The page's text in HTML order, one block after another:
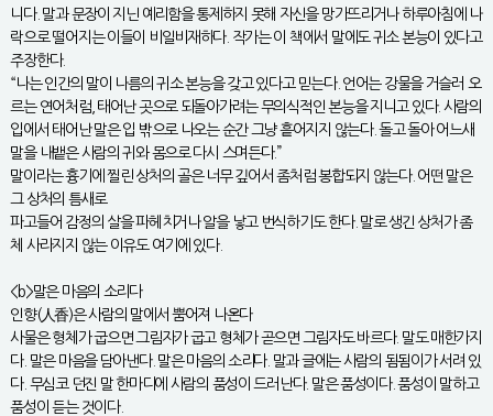
니다. 말과 문장이 지닌 예리함을 통제하지 못해 자신을 망가뜨리거나 하루아침에 나
락으로 떨어지는 이들이 비일비재하다. 작가는 이 책에서 말에도 귀소 본능이 있다고
주장한다.
“나는 인간의 말이 나름의 귀소 본능을 갖고 있다고 믿는다. 언어는 강물을 거슬러 오
르는 연어처럼, 태어난 곳으로 되돌아가려는 무의식적인 본능을 지니고 있다. 사람의
입에서 태어난 말은 입 밖으로 나오는 순간 그냥 흩어지지 않는다. 돌고 돌아 어느새
말을 내뱉은 사람의 귀와 몸으로 다시 스며든다.”
말이라는 흉기에 찔린 상처의 골은 너무 깊어서 좀처럼 봉합되지 않는다. 어떤 말은
그 상처의 틈새로
파고들어 감정의 살을 파헤치거나 알을 낳고 번식하기도 한다. 말로 생긴 상처가 좀
체 사라지지 않는 이유도 여기에 있다.
<b>말은 마음의 소리다
인향(人香)은 사람의 말에서 뿜어져 나온다
사물은 형체가 굽으면 그림자가 굽고 형체가 곧으면 그림자도 바르다. 말도 매한가지
다. 말은 마음을 담아낸다. 말은 마음의 소리다. 말과 글에는 사람의 됨됨이가 서려 있
다. 무심코 던진 말 한마디에 사람의 품성이 드러난다. 말은 품성이다. 품성이 말하고
품성이 듣는 것이다.